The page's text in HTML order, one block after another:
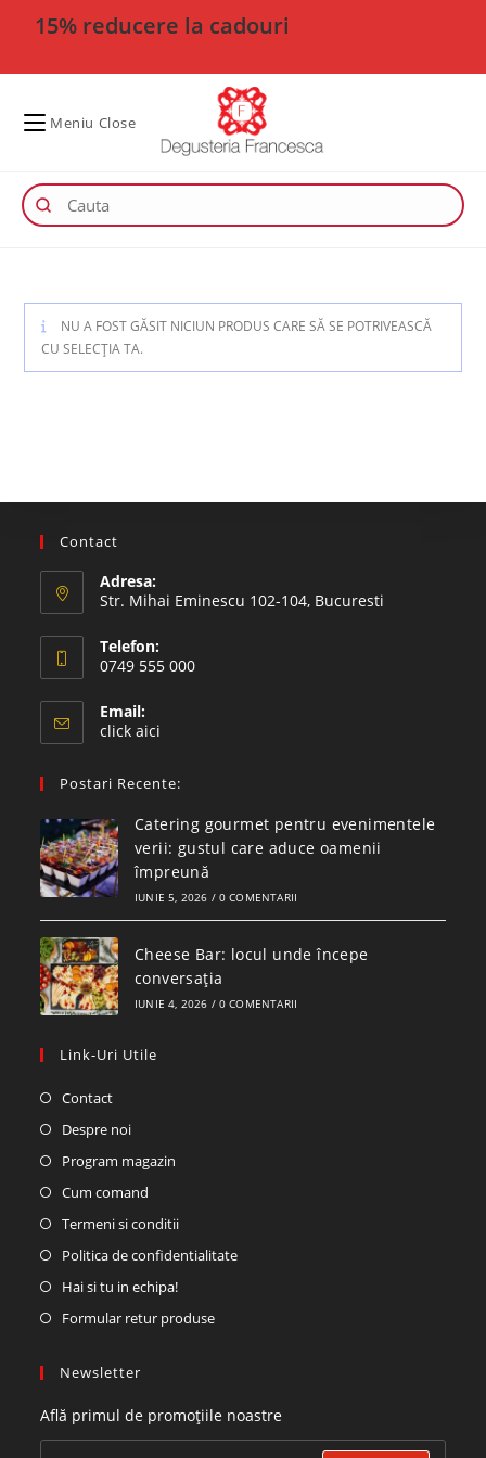
15% reducere la cadouri
Meniu Close
NU A FOST GĂSIT NICIUN PRODUS CARE SĂ SE POTRIVEASCĂ
CU SELECȚIA TA.
Contact
Adresa:
Str. Mihai Eminescu 102-104, Bucuresti
Telefon:
0749 555 000
Email:
click aici
Postari Recente:
Catering gourmet pentru evenimentele
verii: gustul care aduce oamenii
împreună
IUNIE 5, 2026 / 0 COMENTARII
Cheese Bar: locul unde începe
conversația
IUNIE 4, 2026 / 0 COMENTARII
Link-Uri Utile
Contact
Despre noi
Program magazin
Cum comand
Termeni si conditii
Politica de confidentialitate
Hai si tu in echipa!
Formular retur produse
Newsletter
Află primul de promoțiile noastre